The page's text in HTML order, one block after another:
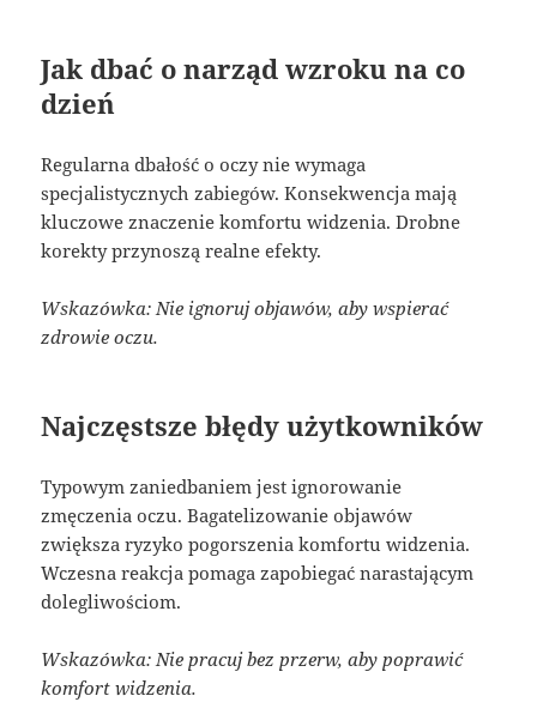
Jak dbać o narząd wzroku na co
dzień
Regularna dbałość o oczy nie wymaga
specjalistycznych zabiegów. Konsekwencja mają
kluczowe znaczenie komfortu widzenia. Drobne
korekty przynoszą realne efekty.
Wskazówka: Nie ignoruj objawów, aby wspierać
zdrowie oczu.
Najczęstsze błędy użytkowników
Typowym zaniedbaniem jest ignorowanie
zmęczenia oczu. Bagatelizowanie objawów
zwiększa ryzyko pogorszenia komfortu widzenia.
Wczesna reakcja pomaga zapobiegać narastającym
dolegliwościom.
Wskazówka: Nie pracuj bez przerw, aby poprawić
komfort widzenia.